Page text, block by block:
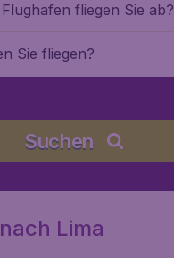
fliegen Sie ab?
Sie fliegen?
Suchen
Lima